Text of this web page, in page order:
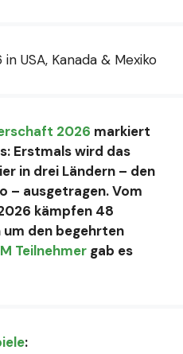
2026 markiert
Erstmals wird das
in drei Ländern – den
– ausgetragen. Vom
kämpfen 48
den begehrten
Teilnehmer gab es
: